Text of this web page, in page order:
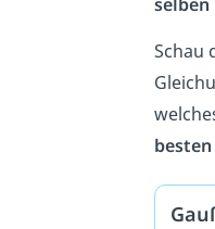
Schau